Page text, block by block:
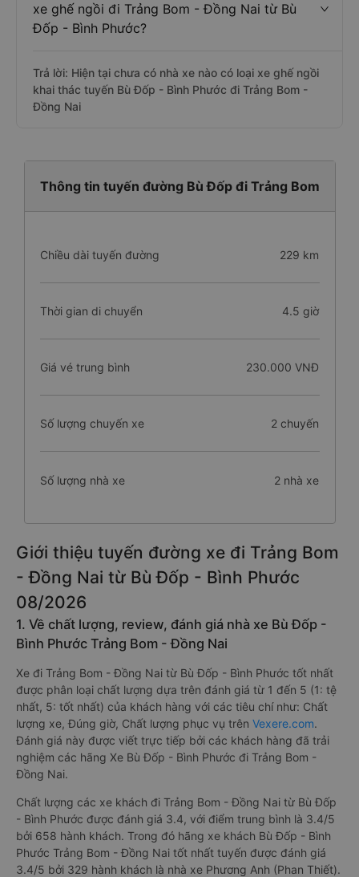
xe ghế ngồi đi Trảng Bom - Đồng Nai từ Bù
Đốp - Bình Phước?
Trả lời: Hiện tại chưa có nhà xe nào có loại xe ghế ngồi
khai thác tuyến Bù Đốp - Bình Phước đi Trảng Bom -
Đồng Nai
Thông tin tuyến đường Bù Đốp đi Trảng Bom
Chiều dài tuyến đường 229 km
Thời gian di chuyển 4.5 giờ
Giá vé trung bình 230.000 VNĐ
Số lượng chuyến xe 2 chuyến
Số lượng nhà xe 2 nhà xe
Giới thiệu tuyến đường xe đi Trảng Bom
- Đồng Nai từ Bù Đốp - Bình Phước
08/2026
1. Về chất lượng, review, đánh giá nhà xe Bù Đốp -
Bình Phước Trảng Bom - Đồng Nai
Xe đi Trảng Bom - Đồng Nai từ Bù Đốp - Bình Phước tốt nhất
được phân loại chất lượng dựa trên đánh giá từ 1 đến 5 (1: tệ
nhất, 5: tốt nhất) của khách hàng với các tiêu chí như: Chất
lượng xe, Đúng giờ, Chất lượng phục vụ trên Vexere.com.
Đánh giá này được viết trực tiếp bởi các khách hàng đã trải
nghiệm các hãng Xe Bù Đốp - Bình Phước đi Trảng Bom -
Đồng Nai.
Chất lượng các xe khách đi Trảng Bom - Đồng Nai từ Bù Đốp
- Bình Phước được đánh giá 3.4, với điểm trung bình là 3.4/5
bởi 658 hành khách. Trong đó hãng xe khách Bù Đốp - Bình
Phước Trảng Bom - Đồng Nai tốt nhất tuyến được đánh giá
3.4/5 bởi 329 hành khách là nhà xe Phương Anh (Phan Thiết).